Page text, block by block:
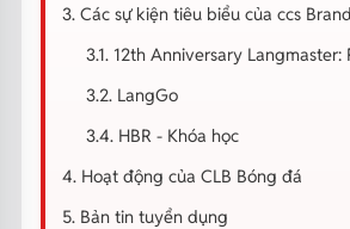
3. Các sự kiện tiêu biểu của ccs
3.1. 12th Anniversary Langmaster:
3.2. LangGo
3.4. HBR - Khóa học
4. Hoạt động của CLB Bóng đá
5. Bản tin tuyển dụng